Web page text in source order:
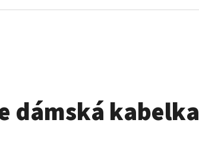
dámská kabelka